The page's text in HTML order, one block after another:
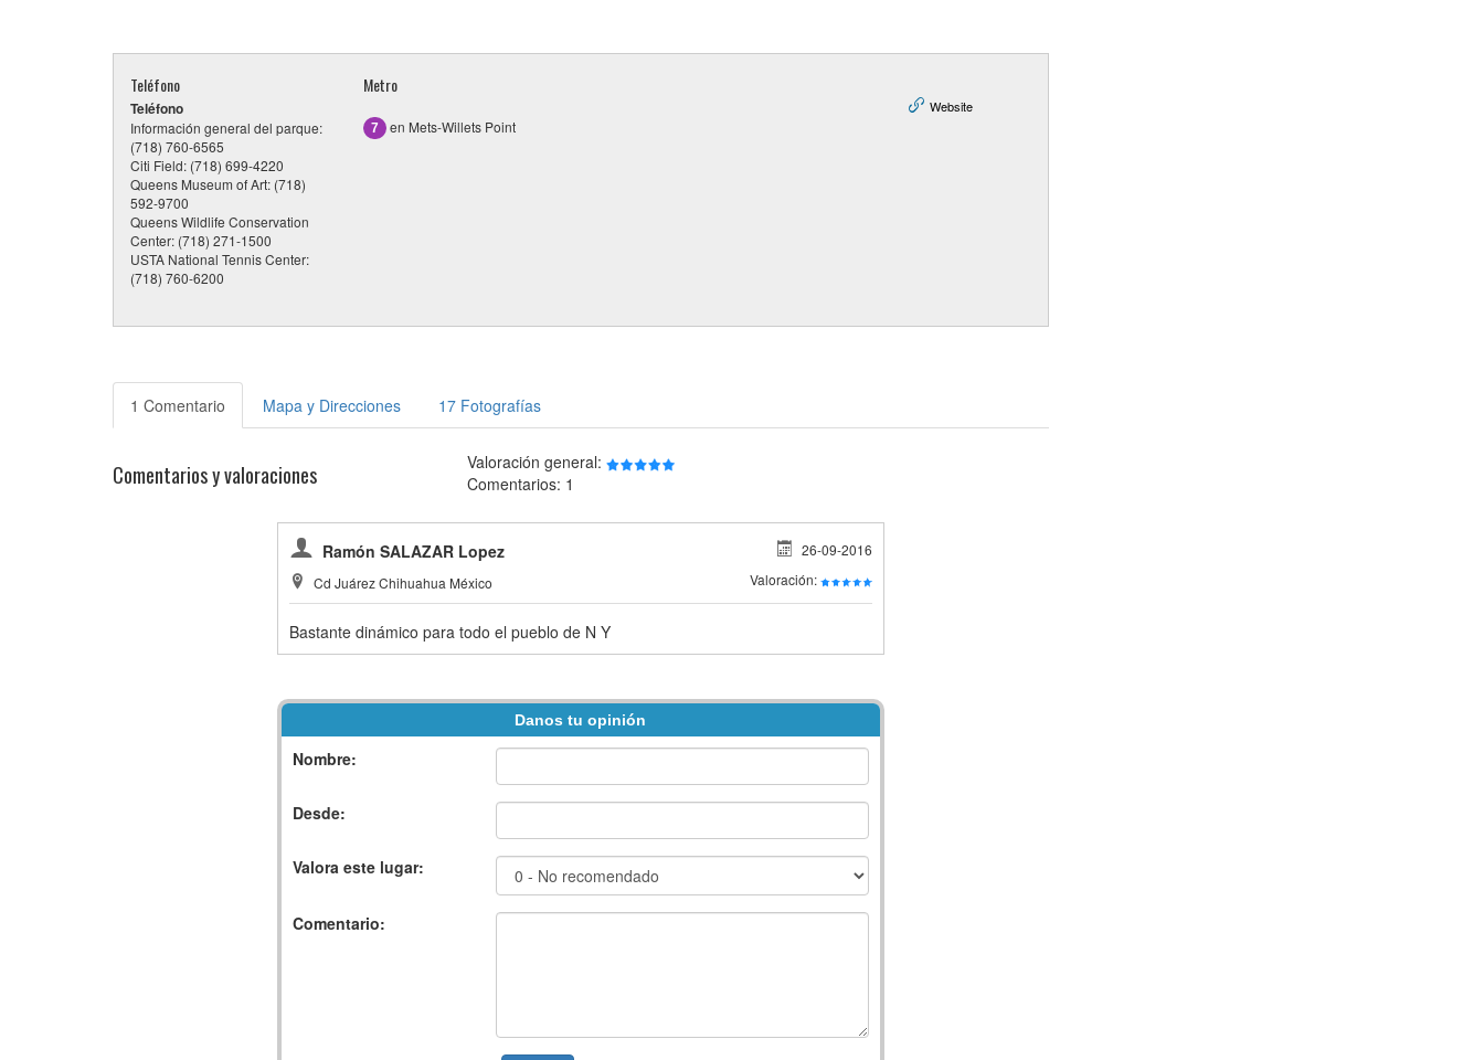
Teléfono
Teléfono
Información general del parque:
(718) 760-6565
Citi Field: (718) 699-4220
Queens Museum of Art: (718)
592-9700
Queens Wildlife Conservation
Center: (718) 271-1500
USTA National Tennis Center:
(718) 760-6200
Metro
7 en Mets-Willets Point
Website
1 Comentario Mapa y Direcciones 17 Fotografías
Comentarios y valoraciones
Valoración general:
Comentarios: 1
Ramón SALAZAR Lopez
Cd Juárez Chihuahua México
26-09-2016
Valoración:
Bastante dinámico para todo el pueblo de N Y
Danos tu opinión
Nombre:
Desde:
Valora este lugar:
Comentario: